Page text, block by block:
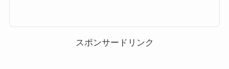
22年3月5日より開催される、...
スポンサードリンク